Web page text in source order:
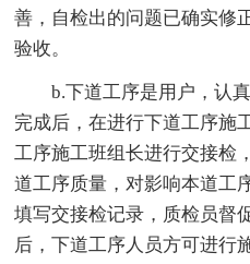
善，自检出的问题已确实修
验收。
b.下道工序是用户，认
完成后，在进行下道工序施
工序施工班组长进行交接检
道工序质量，对影响本道工
填写交接检记录，质检员督
后，下道工序人员方可进行